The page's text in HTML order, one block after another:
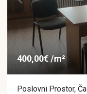
400,00€ /m²
Poslovni Prostor,